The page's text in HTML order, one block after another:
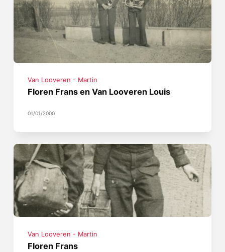
Van Looveren - Martin
Floren Frans en Van Looveren Louis
01/01/2000
Van Looveren - Martin
Floren Frans